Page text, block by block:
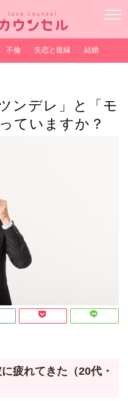
不倫 失恋と復縁 結婚
ンデレ」と「モ
ていますか？
疲れてきた（20代・